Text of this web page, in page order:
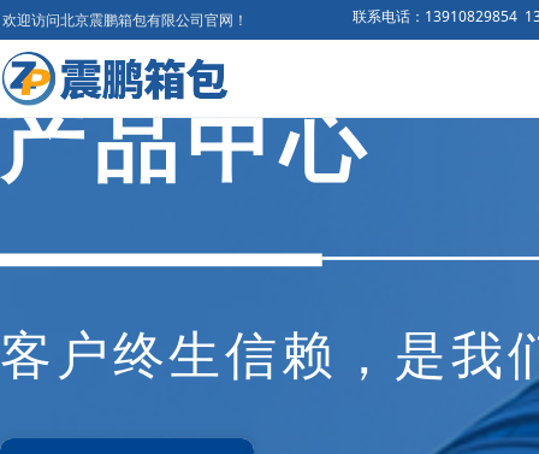
欢迎访问北京震鹏箱包有限公司官网！ 联系电话：13910829854
产品中心
客户终生信赖，是我